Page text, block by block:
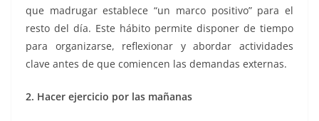
que madrugar establece “un marco positivo” para el
resto del día. Este hábito permite disponer de tiempo
para organizarse, reflexionar y abordar actividades
clave antes de que comiencen las demandas externas.
2. Hacer ejercicio por las mañanas